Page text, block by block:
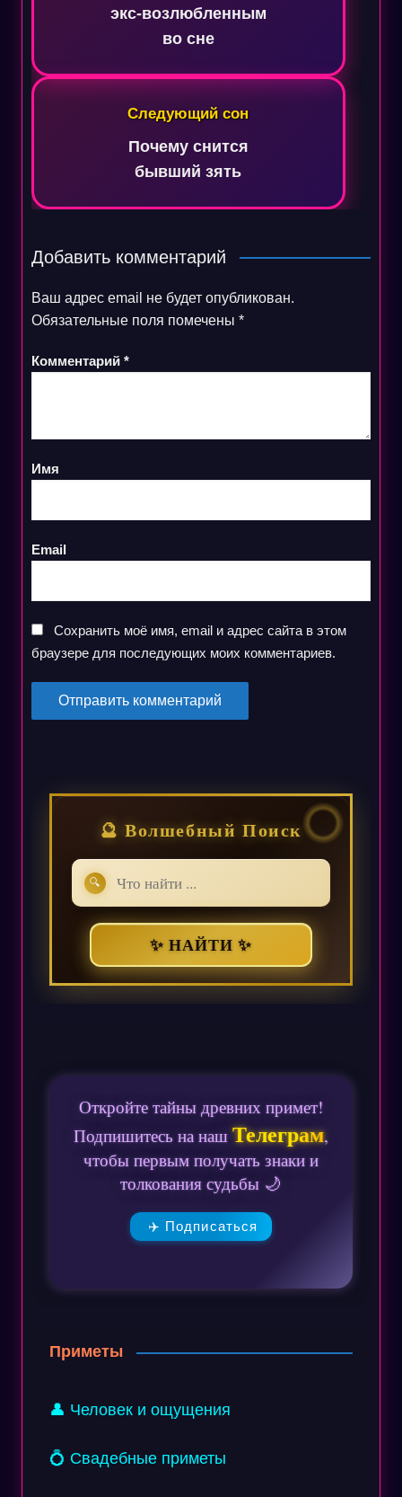
экс-возлюбленным
во сне
Следующий сон
Почему снится
бывший зять
Добавить комментарий
Ваш адрес email не будет опубликован.
Обязательные поля помечены *
Комментарий *
Имя
Email
Сохранить моё имя, email и адрес сайта в этом
браузере для последующих моих комментариев.
🔮 Волшебный Поиск
🔍
✨ НАЙТИ ✨
Откройте тайны древних примет!
Подпишитесь на нашТелеграм,
чтобы первым получать знаки и
толкования судьбы 🌙
✈️ Подписаться
Приметы
👤 Человек и ощущения
💍 Свадебные приметы